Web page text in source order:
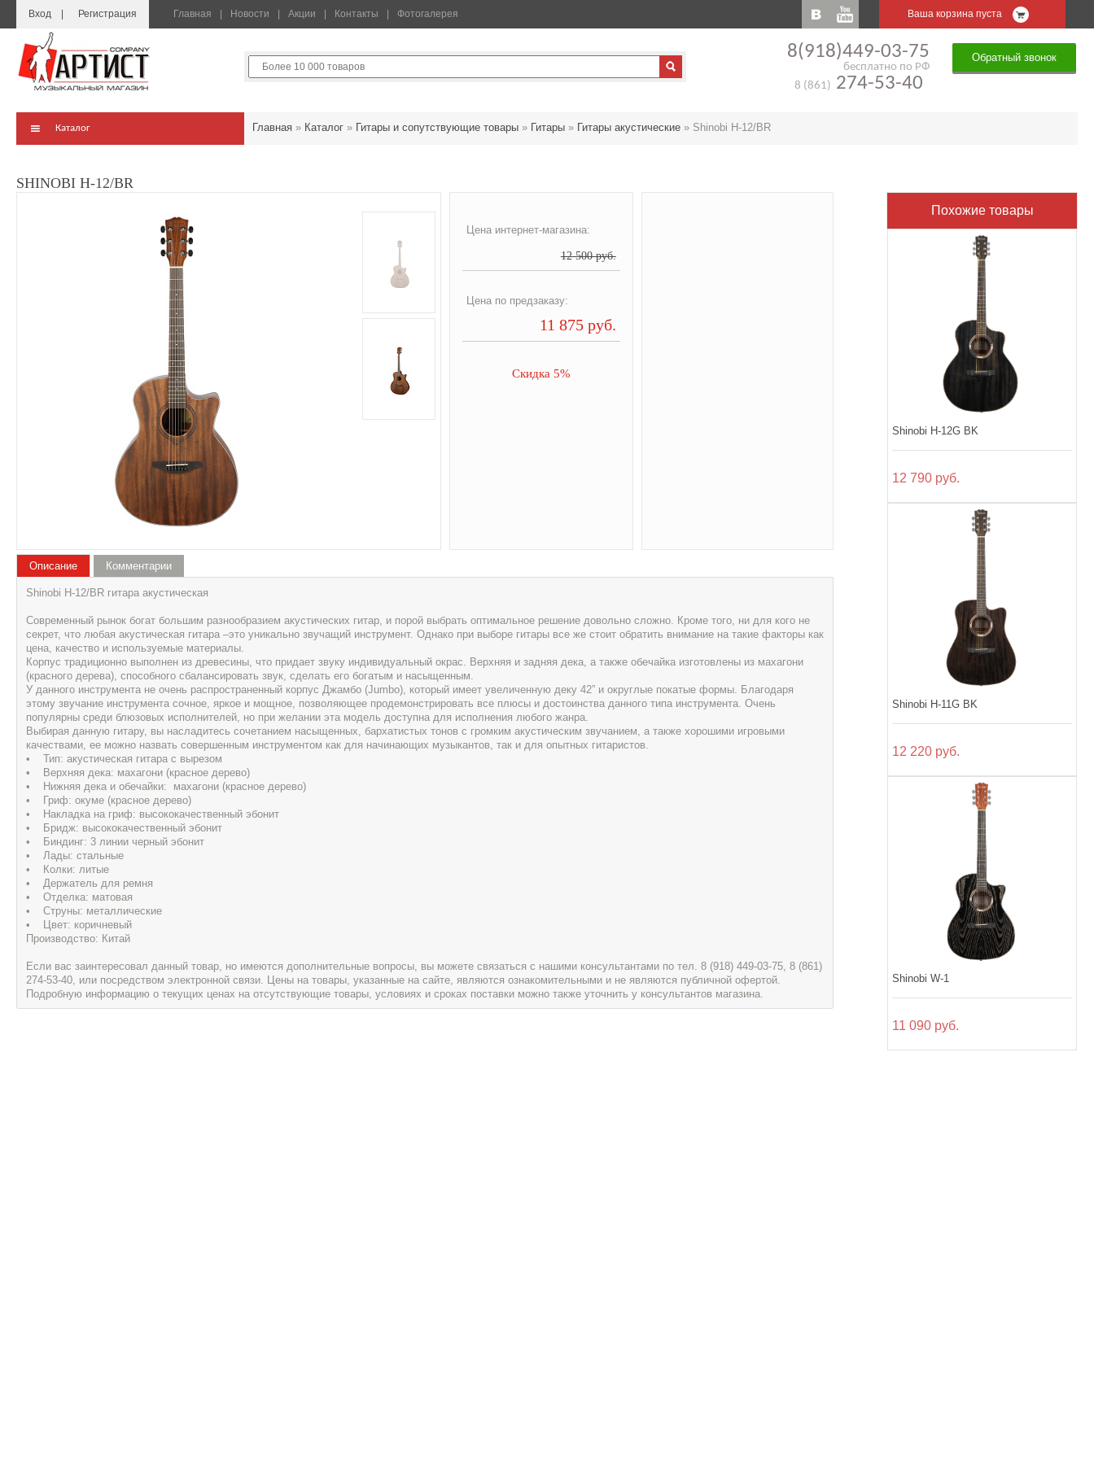
Вход Регистрация Главная Новости Акции Контакты Фотогалерея Ваша корзина пуста
8(918)449-03-75
бесплатно по РФ
8 (861) 274-53-40
Обратный звонок
Каталог Главная » Каталог » Гитары и сопутствующие товары » Гитары » Гитары акустические » Shinobi H-12/BR
SHINOBI H-12/BR
Цена интернет-магазина:
12 500 руб.
Цена по предзаказу:
11 875 руб.
Скидка 5%
Похожие товары
Shinobi H-12G BK
12 790 руб.
Shinobi H-11G BK
12 220 руб.
Shinobi W-1
11 090 руб.
Описание
Shinobi H-12/BR гитара акустическая
Современный рынок богат большим разнообразием акустических гитар, и порой выбрать оптимальное решение довольно сложно. Кроме того, ни для кого не
секрет, что любая акустическая гитара –это уникально звучащий инструмент. Однако при выборе гитары все же стоит обратить внимание на такие факторы как
цена, качество и используемые материалы.
Корпус традиционно выполнен из древесины, что придает звуку индивидуальный окрас. Верхняя и задняя дека, а также обечайка изготовлены из махагони
(красного дерева), способного сбалансировать звук, сделать его богатым и насыщенным.
У данного инструмента не очень распространенный корпус Джамбо (Jumbo), который имеет увеличенную деку 42” и округлые покатые формы. Благодаря
этому звучание инструмента сочное, яркое и мощное, позволяющее продемонстрировать все плюсы и достоинства данного типа инструмента. Очень
популярны среди блюзовых исполнителей, но при желании эта модель доступна для исполнения любого жанра.
Выбирая данную гитару, вы насладитесь сочетанием насыщенных, бархатистых тонов с громким акустическим звучанием, а также хорошими игровыми
качествами, ее можно назвать совершенным инструментом как для начинающих музыкантов, так и для опытных гитаристов.
• Тип: акустическая гитара с вырезом
• Верхняя дека: махагони (красное дерево)
• Нижняя дека и обечайки: махагони (красное дерево)
• Гриф: окуме (красное дерево)
• Накладка на гриф: высококачественный эбонит
• Бридж: высококачественный эбонит
• Биндинг: 3 линии черный эбонит
• Лады: стальные
• Колки: литые
• Держатель для ремня
• Отделка: матовая
• Струны: металлические
• Цвет: коричневый
Производство: Китай
Если вас заинтересовал данный товар, но имеются дополнительные вопросы, вы можете связаться с нашими консультантами по тел. 8 (918) 449-03-75, 8 (861)
274-53-40, или посредством электронной связи. Цены на товары, указанные на сайте, являются ознакомительными и не являются публичной офертой.
Подробную информацию о текущих ценах на отсутствующие товары, условиях и сроках поставки можно также уточнить у консультантов магазина.
Комментарии